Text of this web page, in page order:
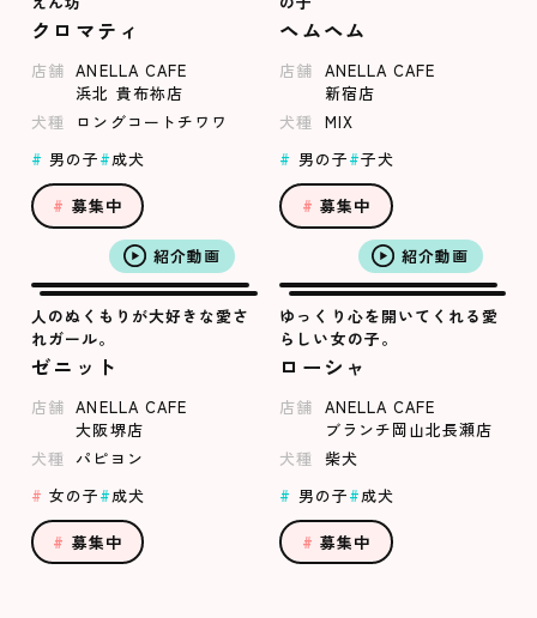
クロマティ
店舗 ANELLA CAFE
浜北 貴布祢店
犬種
ロングコートチワワ
男の子
成犬
募集中
ヘムヘム
店舗 ANELLA CAFE
新宿店
犬種
MIX
男の子
子犬
募集中
紹介動画
人のぬくもりが大好きな愛さ
れガール。
ゼニット
店舗 ANELLA CAFE
大阪堺店
犬種
パピヨン
女の子
成犬
募集中
紹介動画
ゆっくり心を開いてくれる愛
らしい女の子。
ローシャ
店舗 ANELLA CAFE
ブランチ岡山北長瀬店
犬種
柴犬
男の子
成犬
募集中